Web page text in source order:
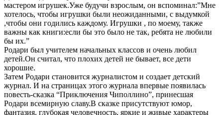
мастером игрушек.Уже будучи взрослым, он вспоминал:”Мне
хотелось, чтобы игрушки были неожиданными, с выдумкой
,чтобы они годились каждому. Игрушки , по моему, также
важны как книги:если бы это было не так, ребята не любили
бы их.”
Родари был учителем начальных классов и очень любил
детей.Он считал, что плохих детей не бывает, все дети
хорошие.
Затем Родари становится журналистом и создает детский
журнал. И на страницах этого журнала впервые появилась
повесть-сказка “Приключения Чиполлино”, принесшая
Родари всемирную славу.В сказке присутствуют юмор,
фантазия, глубокая человечность, яркие и живые характеры